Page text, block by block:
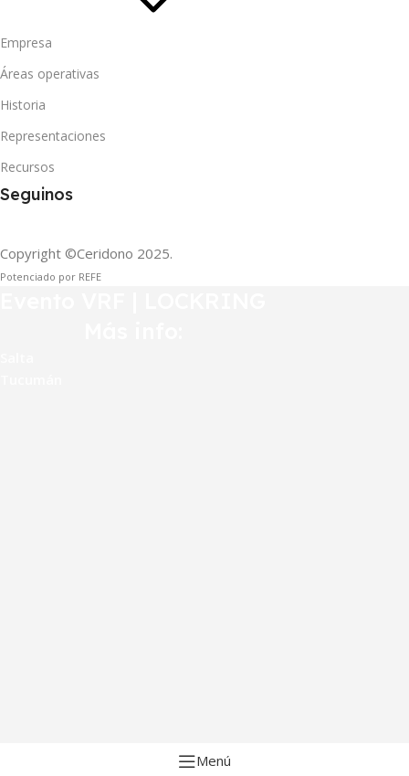
Empresa
Áreas operativas
Historia
Representaciones
Recursos
Seguinos
Copyright ©Ceridono 2025.
Potenciado por REFE
Menú